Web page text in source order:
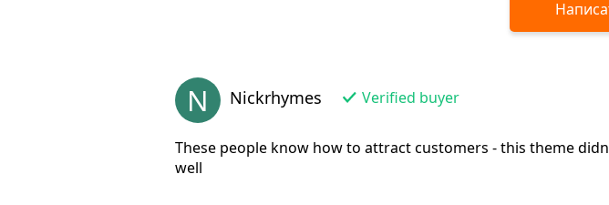
N Nickrhymes Verified buyer
These people know how to attract customers - this theme
well